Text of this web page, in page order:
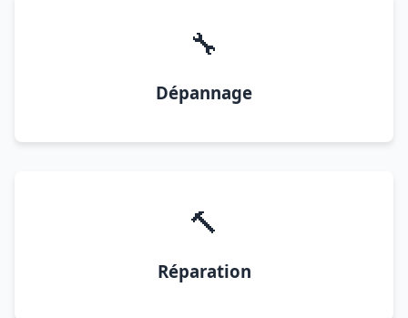
🔧
Dépannage
🔨
Réparation